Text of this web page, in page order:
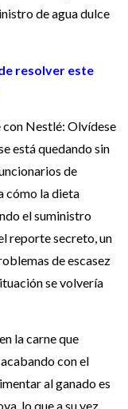
de agua dulce
resolver este
con Nestlé: Olvídese
está quedando sin
de
cómo la dieta
el suministro
reporte secreto, un
de escasez
se volvería
la carne que
con el
al ganado es
lo que a su vez